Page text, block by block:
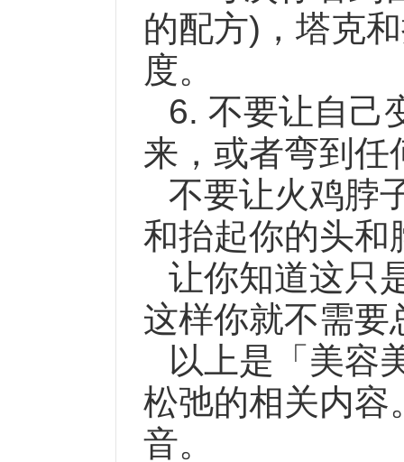
的配方)，塔克
度。
6. 不要让自己
来，或者弯到任
不要让火鸡脖
和抬起你的头和
让你知道这只
这样你就不需要
以上是 「美容
松弛的相关内容
音。